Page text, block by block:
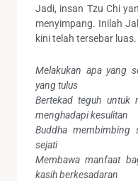
Jadi, insan Tzu Chi
menyimpang. Inilah
kini telah tersebar luas.
Melakukan apa yang
yang tulus
Bertekad teguh untuk
menghadapi kesulitan
Buddha membimbing
sejati
Membawa manfaat
kasih berkesadaran